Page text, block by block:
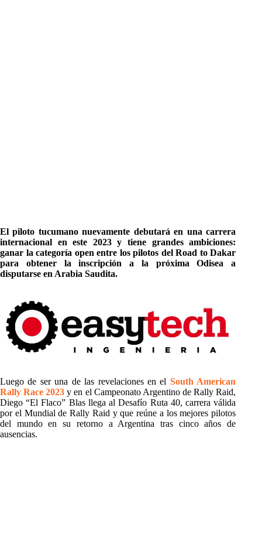
El piloto tucumano nuevamente debutará en una carrera
internacional en este 2023 y tiene grandes ambiciones:
ganar la categoría open entre los pilotos del Road to Dakar
para obtener la inscripción a la próxima Odisea a
disputarse en Arabia Saudita.
Luego de ser una de las revelaciones en el South American
Rally Race 2023 y en el Campeonato Argentino de Rally Raid,
Diego “El Flaco” Blas llega al Desafío Ruta 40, carrera válida
por el Mundial de Rally Raid y que reúne a los mejores pilotos
del mundo en su retorno a Argentina tras cinco años de
ausencias.